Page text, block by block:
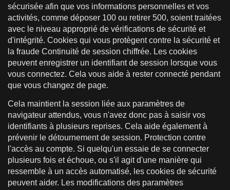
sécurisée afin que vos informations personnelles et vos
activités, comme déposer 100 ou retirer 500, soient traitées
avec le niveau approprié de vérifications de sécurité et
d'intégrité. Cookies qui vous protègent contre la sécurité et
la fraude Continuité de session chiffrée. Les cookies
peuvent enregistrer un identifiant de session lorsque vous
vous connectez. Cela vous aide à rester connecté pendant
que vous changez de page.
Cela maintient la session liée aux paramètres de
navigateur attendus, vous n'avez donc pas à saisir vos
identifiants à plusieurs reprises. Cela aide également à
prévenir le détournement de session. Protection contre
l'accès au compte. Si quelqu'un essaie de se connecter
plusieurs fois et échoue, ou s'il agit d'une manière qui
ressemble à un accès automatisé, les cookies de sécurité
peuvent aider. Les modifications des paramètres